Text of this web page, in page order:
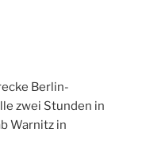
Berlin-
zwei Stunden in
Warnitz in